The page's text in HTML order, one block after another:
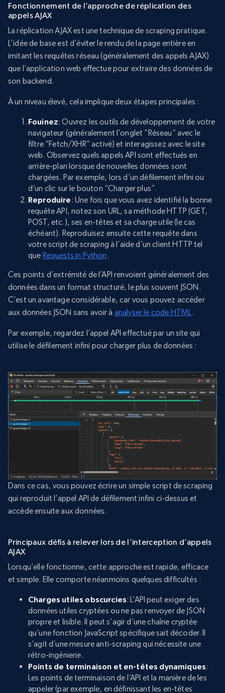
Fonctionnement de l’approche de réplication des
appels AJAX
La réplication AJAX est une technique de scraping pratique.
L’idée de base est d’éviter le rendu de la page entière en
imitant les requêtes réseau (généralement des appels AJAX)
que l’application web effectue pour extraire des données de
son backend.
À un niveau élevé, cela implique deux étapes principales :
Fouinez: Ouvrez les outils de développement de votre
navigateur (généralement l’onglet “Réseau” avec le
filtre “Fetch/XHR” activé) et interagissez avec le site
web. Observez quels appels API sont effectués en
arrière-plan lorsque de nouvelles données sont
chargées. Par exemple, lors d’un défilement infini ou
d’un clic sur le bouton “Charger plus”.
Reproduire : Une fois que vous avez identifié la bonne
requête API, notez son URL, sa méthode HTTP (GET,
POST, etc.), ses en-têtes et sa charge utile (le cas
échéant). Reproduisez ensuite cette requête dans
votre script de scraping à l’aide d’un client HTTP tel
que Requests in Python .
Ces points d’extrémité de l’API renvoient généralement des
données dans un format structuré, le plus souvent JSON.
C’est un avantage considérable, car vous pouvez accéder
aux données JSON sans avoir à analyser le code HTML.
Par exemple, regardez l’appel API effectué par un site qui
utilise le défilement infini pour charger plus de données :
Dans ce cas, vous pouvez écrire un simple script de scraping
qui reproduit l’appel API de défilement infini ci-dessus et
accède ensuite aux données.
Principaux défis à relever lors de l’interception d’appels
AJAX
Lorsqu’elle fonctionne, cette approche est rapide, efficace
et simple. Elle comporte néanmoins quelques difficultés :
Charges utiles obscurcies: L’API peut exiger des
données utiles cryptées ou ne pas renvoyer de JSON
propre et lisible. Il peut s’agir d’une chaîne cryptée
qu’une fonction JavaScript spécifique sait décoder. Il
s’agit d’une mesure anti-scraping qui nécessite une
rétro-ingénierie.
Points de terminaison et en-têtes dynamiques:
Les points de terminaison de l’API et la manière de les
appeler (par exemple, en définissant les en-têtes